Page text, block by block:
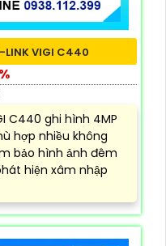
LINK VIGI C440
C440 ghi hình 4MP
hợp nhiều không
bảo hình ảnh đêm
hiện xâm nhập